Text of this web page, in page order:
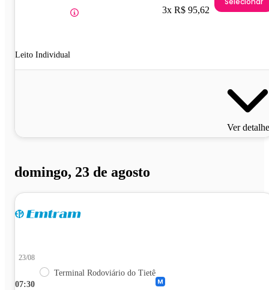
Leito Individual
3x R$ 95,62
Ver
domingo, 23 de agosto
07:30
23/08
Terminal Rodoviário do Tietê